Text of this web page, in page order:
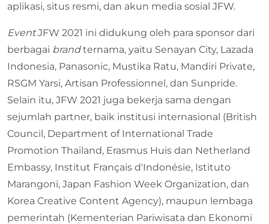
aplikasi, situs resmi, dan akun media sosial JFW.
EventJFW 2021 ini didukung oleh para sponsor dari
berbagai brandternama, yaitu Senayan City, Lazada
Indonesia, Panasonic, Mustika Ratu, Mandiri Private,
RSGM Yarsi, Artisan Professionnel, dan Sunpride.
Selain itu, JFW 2021 juga bekerja sama dengan
sejumlah partner, baik institusi internasional (British
Council, Department of International Trade
Promotion Thailand, Erasmus Huis dan Netherland
Embassy, Institut Français d'Indonésie, Istituto
Marangoni, Japan Fashion Week Organization, dan
Korea Creative Content Agency), maupun lembaga
pemerintah (Kementerian Pariwisata dan Ekonomi